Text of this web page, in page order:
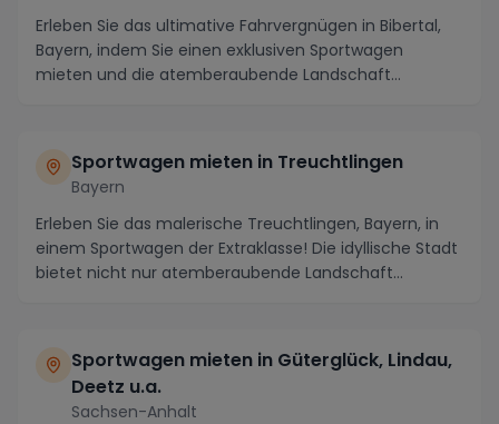
Erleben Sie das ultimative Fahrvergnügen in Bibertal,
Bayern, indem Sie einen exklusiven Sportwagen
mieten und die atemberaubende Landschaft
Sportwagen mieten in Treuchtlingen
Bayern
Erleben Sie das malerische Treuchtlingen, Bayern, in
einem Sportwagen der Extraklasse! Die idyllische Stadt
bietet nicht nur atemberaubende Landschaft...
Sportwagen mieten in Güterglück, Lindau,
Deetz u.a.
Sachsen-Anhalt